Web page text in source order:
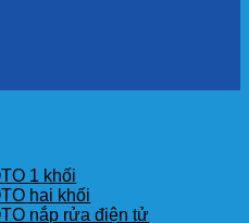
1 khối
hai khối
nắp rửa điện tử